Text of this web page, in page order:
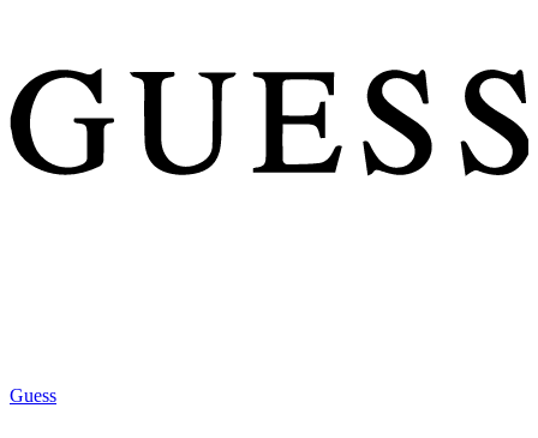
Guess